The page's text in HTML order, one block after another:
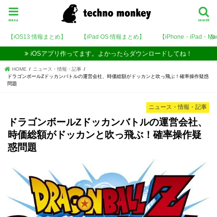
search
menu
【iOS13 情報まとめ】 【iPad OS 情報まとめ】 【iPhone・iPad・
iOSアプリ作ってます。よかったらダウンロードしてね！
HOME
ニュース・情報・記事
ドラゴンボールZドッカンバトルの運営会社、時価総額がドッカンと吹っ飛ぶ！確率操作疑惑
問題
ニュース・情報・記事
ドラゴンボールZドッカンバトルの運営会社、
時価総額がドッカンと吹っ飛ぶ！確率操作疑
惑問題